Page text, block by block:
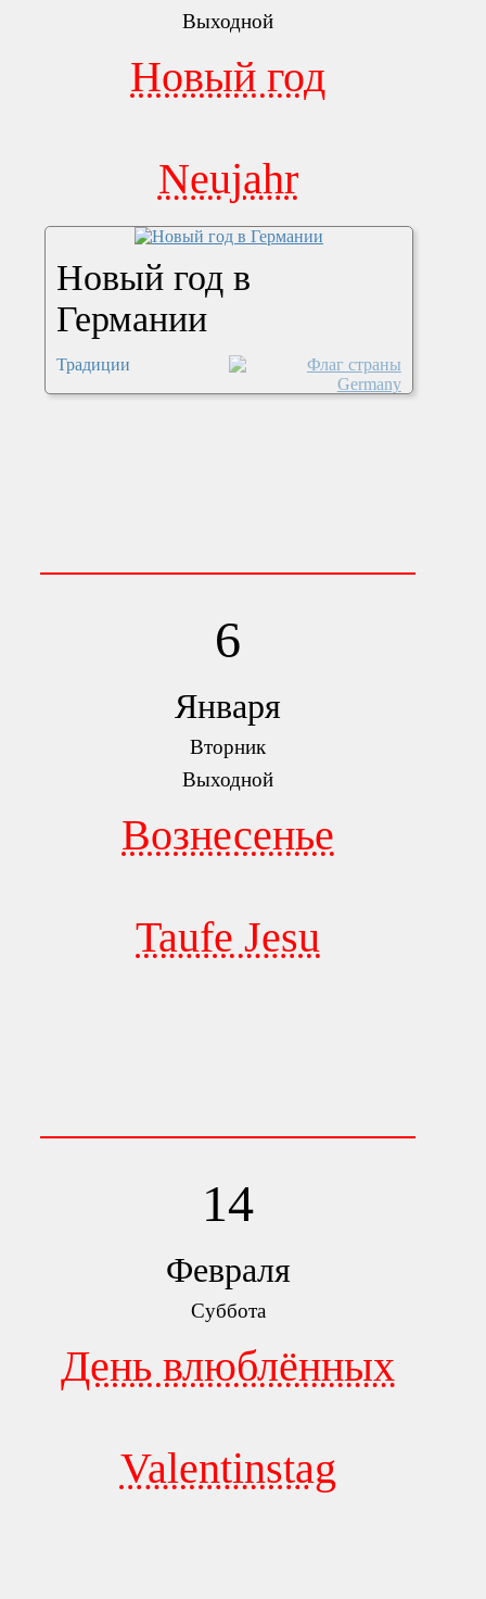
Выходной
Новый год
Neujahr
Новый год в
Германии
Традиции
6
Января
Вторник
Выходной
Вознесенье
Taufe Jesu
14
Февраля
Суббота
День влюблённых
Valentinstag